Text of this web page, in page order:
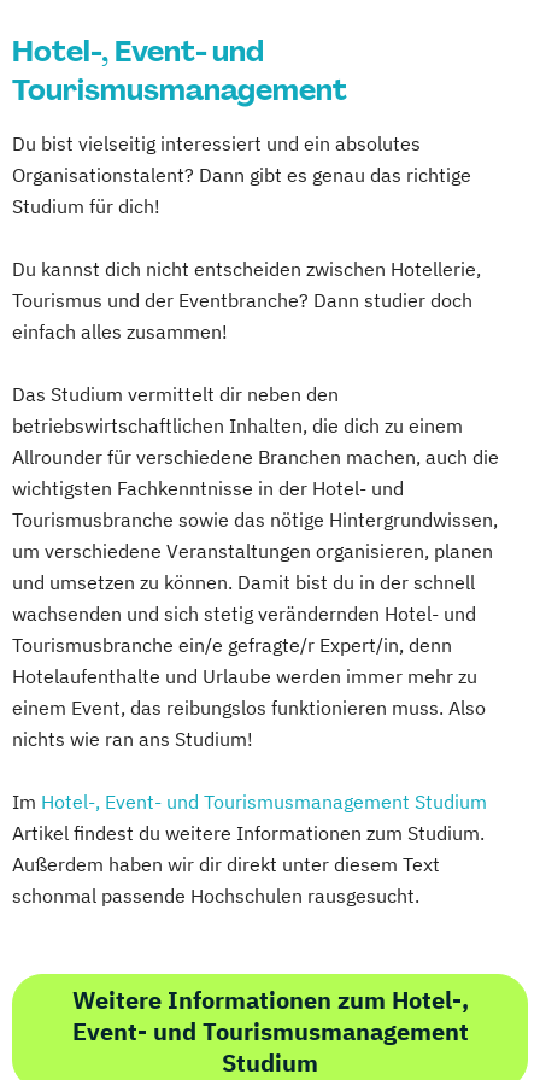
Hotel-, Event- und
Tourismusmanagement
Du bist vielseitig interessiert und ein absolutes
Organisationstalent? Dann gibt es genau das richtige
Studium für dich!
Du kannst dich nicht entscheiden zwischen Hotellerie,
Tourismus und der Eventbranche? Dann studier doch
einfach alles zusammen!
Das Studium vermittelt dir neben den
betriebswirtschaftlichen Inhalten, die dich zu einem
Allrounder für verschiedene Branchen machen, auch die
wichtigsten Fachkenntnisse in der Hotel- und
Tourismusbranche sowie das nötige Hintergrundwissen,
um verschiedene Veranstaltungen organisieren, planen
und umsetzen zu können. Damit bist du in der schnell
wachsenden und sich stetig verändernden Hotel- und
Tourismusbranche ein/e gefragte/r Expert/in, denn
Hotelaufenthalte und Urlaube werden immer mehr zu
einem Event, das reibungslos funktionieren muss. Also
nichts wie ran ans Studium!
Im Hotel-, Event- und Tourismusmanagement Studium
Artikel findest du weitere Informationen zum Studium.
Außerdem haben wir dir direkt unter diesem Text
schonmal passende Hochschulen rausgesucht.
Weitere Informationen zum Hotel-,
Event- und Tourismusmanagement
Studium